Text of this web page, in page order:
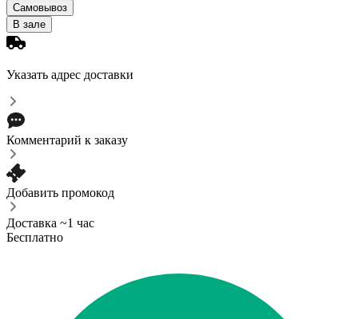
Самовывоз
В зале
Указать адрес доставки
Комментарий к заказу
Добавить промокод
Доставка ~1 час
Бесплатно